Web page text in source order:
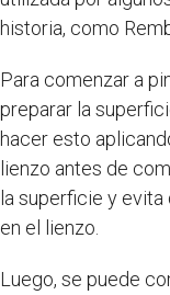
historia, como
Para comenzar a
preparar la
hacer esto
lienzo antes de
la superficie y evita
en el lienzo.
Luego, se puede